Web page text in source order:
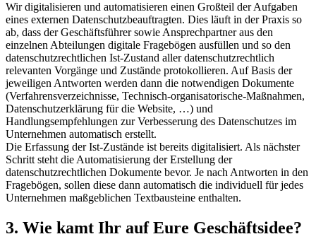
Wir digitalisieren und automatisieren einen Großteil der Aufgaben
eines externen Datenschutzbeauftragten. Dies läuft in der Praxis so
ab, dass der Geschäftsführer sowie Ansprechpartner aus den
einzelnen Abteilungen digitale Fragebögen ausfüllen und so den
datenschutzrechtlichen Ist-Zustand aller datenschutzrechtlich
relevanten Vorgänge und Zustände protokollieren. Auf Basis der
jeweiligen Antworten werden dann die notwendigen Dokumente
(Verfahrensverzeichnisse, Technisch-organisatorische-Maßnahmen,
Datenschutzerklärung für die Website, …) und
Handlungsempfehlungen zur Verbesserung des Datenschutzes im
Unternehmen automatisch erstellt.
Die Erfassung der Ist-Zustände ist bereits digitalisiert. Als nächster
Schritt steht die Automatisierung der Erstellung der
datenschutzrechtlichen Dokumente bevor. Je nach Antworten in den
Fragebögen, sollen diese dann automatisch die individuell für jedes
Unternehmen maßgeblichen Textbausteine enthalten.
3. Wie kamt Ihr auf Eure Geschäftsidee?